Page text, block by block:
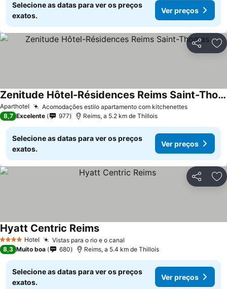
Selecione as datas para ver os preços
exatos.
Ver preços
Partilhar
Aparthotel Acomodações estilo apartamento com kitchenettes
Zenitude Hôtel-Résidences Reims Saint-Thomas
8,7 Excelente 977 Reims, a 5.2 km de Thillois
Selecione as datas para ver os preços
exatos.
Ver preços
Partilhar
4 EstrelasHotel Vistas para o rio e o canal
Hyatt Centric Reims
8,3 Muito boa 680 Reims, a 5.4 km de Thillois
Selecione as datas para ver os preços
exatos.
Ver preços